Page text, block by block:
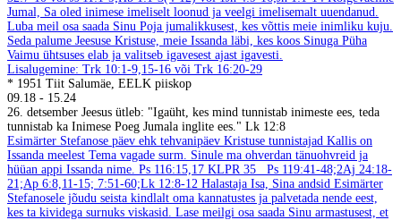
Jumal, Sa oled inimese imeliselt loonud ja veelgi imelisemalt uuendanud.
Luba meil osa saada Sinu Poja jumalikkusest, kes võttis meie inimliku kuju.
Seda palume Jeesuse Kristuse, meie Issanda läbi, kes koos Sinuga Püha
Vaimu ühtsuses elab ja valitseb igavesest ajast igavesti.
Lisalugemine: Trk 10:1-9,15-16 või Trk 16:20-29
* 1951 Tiit Salumäe, EELK piiskop
09.18 - 15.24
26. detsember Jeesus ütleb: "Igaüht, kes mind tunnistab inimeste ees, teda
tunnistab ka Inimese Poeg Jumala inglite ees." Lk 12:8
Esimärter Stefanose päev ehk tehvanipäev Kristuse tunnistajad Kallis on
Issanda meelest Tema vagade surm. Sinule ma ohverdan tänuohvreid ja
hüüan appi Issanda nime. Ps 116:15,17 KLPR 35
Ps 119:41-48;2Aj 24:18-
21;Ap 6:8,11-15; 7:51-60;Lk 12:8-12 Halastaja Isa, Sina andsid Esimärter
Stefanosele jõudu seista kindlalt oma kannatustes ja palvetada nende eest,
kes ta kividega surnuks viskasid. Lase meilgi osa saada Sinu armastusest, et